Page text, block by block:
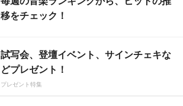
移をチェック！
試写会、登壇イベント、サインチェキな
どプレゼント！
プレゼント特集